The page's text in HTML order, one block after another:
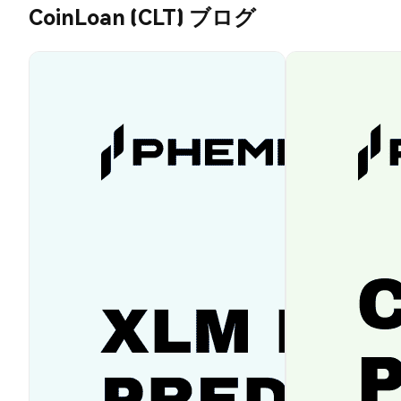
CoinLoan (CLT) ブログ